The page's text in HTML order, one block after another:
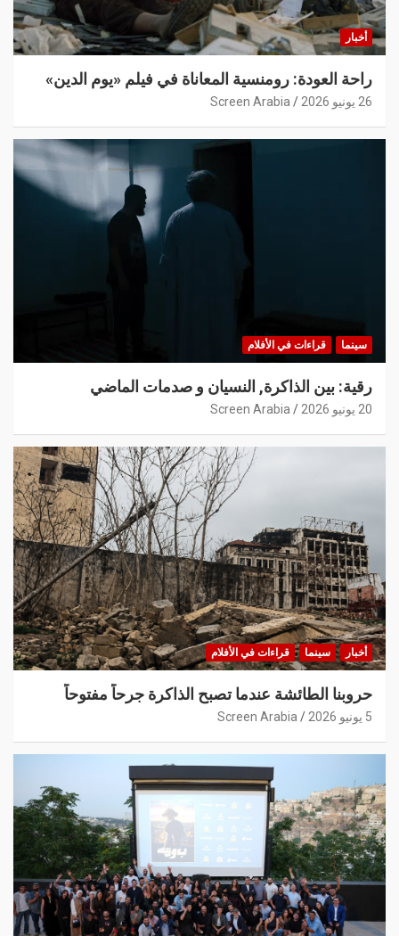
أخبار
راحة العودة: رومنسية المعاناة في فيلم «يوم الدين»
26 يونيو 2026 Screen Arabia
سينما قراءات في الأفلام
رقية: بين الذاكرة, النسيان و صدمات الماضي
20 يونيو 2026 Screen Arabia
أخبار سينما قراءات في الأفلام
حروبنا الطائشة عندما تصبح الذاكرة جرحاً مفتوحاً
5 يونيو 2026 Screen Arabia